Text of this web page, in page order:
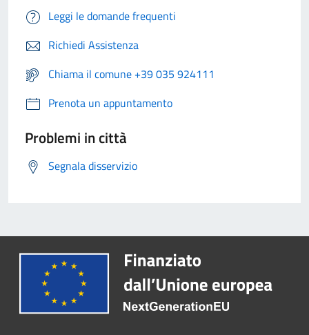
Leggi le domande frequenti
Richiedi Assistenza
Chiama il comune +39 035 924111
Prenota un appuntamento
Problemi in città
Segnala disservizio